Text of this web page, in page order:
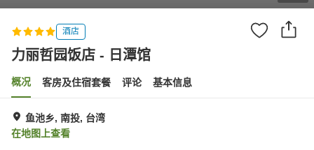
酒店
力丽哲园饭店 - 日潭馆
概况 客房及住宿套餐 评论 基本信息
鱼池乡, 南投, 台湾
在地图上查看